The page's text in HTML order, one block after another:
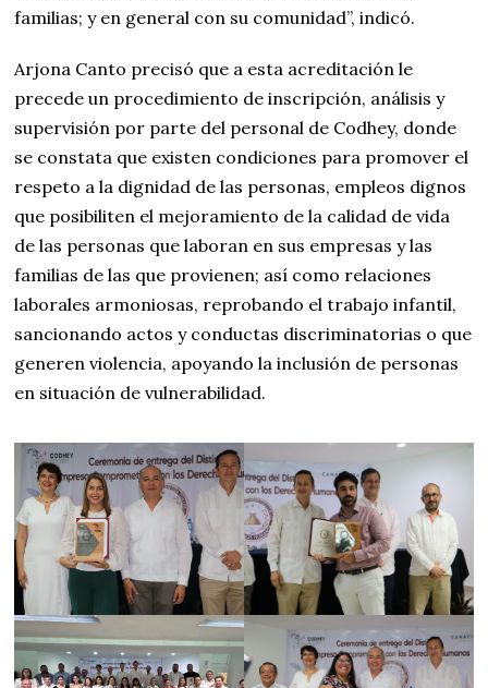
familias; y en general con su comunidad”, indicó.
Arjona Canto precisó que a esta acreditación le
precede un procedimiento de inscripción, análisis y
supervisión por parte del personal de Codhey, donde
se constata que existen condiciones para promover el
respeto a la dignidad de las personas, empleos dignos
que posibiliten el mejoramiento de la calidad de vida
de las personas que laboran en sus empresas y las
familias de las que provienen; así como relaciones
laborales armoniosas, reprobando el trabajo infantil,
sancionando actos y conductas discriminatorias o que
generen violencia, apoyando la inclusión de personas
en situación de vulnerabilidad.